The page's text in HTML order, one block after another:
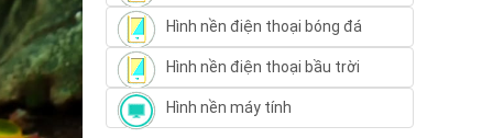
Hình nền điện thoại bóng đá
Hình nền điện thoại bầu trời
Hình nền máy tính